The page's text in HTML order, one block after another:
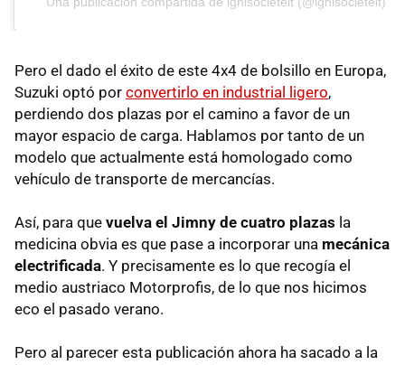
Pero el dado el éxito de este 4x4 de bolsillo en Europa,
Suzuki optó por convertirlo en industrial ligero,
perdiendo dos plazas por el camino a favor de un
mayor espacio de carga. Hablamos por tanto de un
modelo que actualmente está homologado como
vehículo de transporte de mercancías.
Así, para que vuelva el Jimny de cuatro plazas la
medicina obvia es que pase a incorporar una mecánica
electrificada. Y precisamente es lo que recogía el
medio austriaco Motorprofis, de lo que nos hicimos
eco el pasado verano.
Pero al parecer esta publicación ahora ha sacado a la